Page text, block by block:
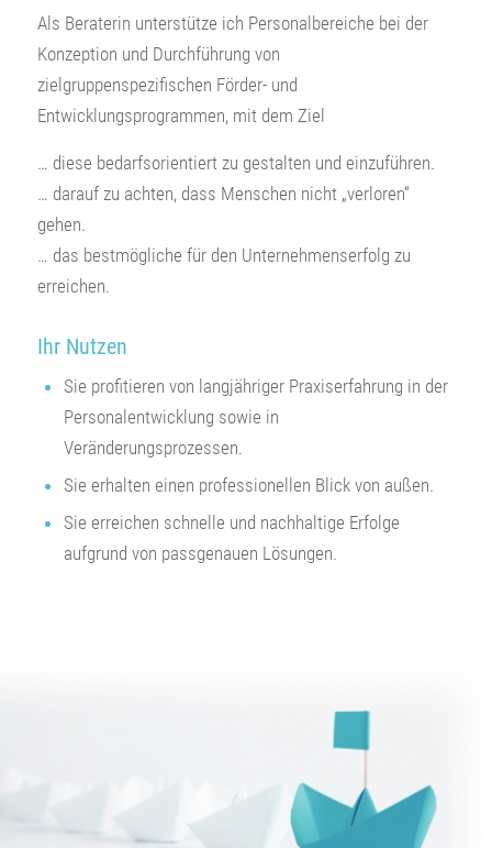
Als Beraterin unterstütze ich Personalbereiche bei der
Konzeption und Durchführung von
zielgruppenspezifischen Förder- und
Entwicklungsprogrammen, mit dem Ziel
… diese bedarfsorientiert zu gestalten und einzuführen.
… darauf zu achten, dass Menschen nicht „verloren“
gehen.
… das bestmögliche für den Unternehmenserfolg zu
erreichen.
Ihr Nutzen
Sie profitieren von langjähriger Praxiserfahrung in der
Personalentwicklung sowie in
Veränderungsprozessen.
Sie erhalten einen professionellen Blick von außen.
Sie erreichen schnelle und nachhaltige Erfolge
aufgrund von passgenauen Lösungen.